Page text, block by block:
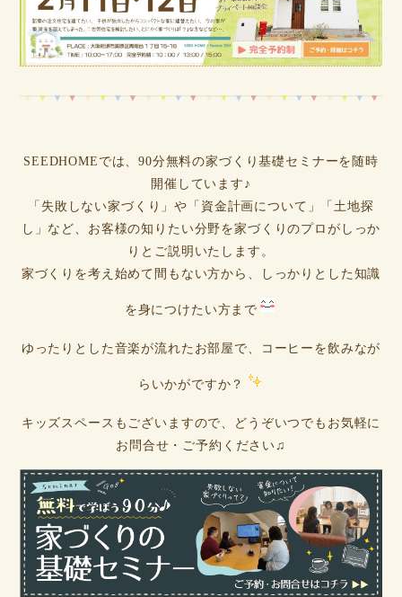
SEEDHOMEでは、90分無料の家づくり基礎セミナーを随時
開催しています♪
「失敗しない家づくり」や「資金計画について」「土地探
し」など、お客様の知りたい分野を家づくりのプロがしっか
りとご説明いたします。
家づくりを考え始めて間もない方から、しっかりとした知識
を身につけたい方まで
ゆったりとした音楽が流れたお部屋で、コーヒーを飲みなが
らいかがですか？
キッズスペースもございますので、どうぞいつでもお気軽に
お問合せ・ご予約ください♫